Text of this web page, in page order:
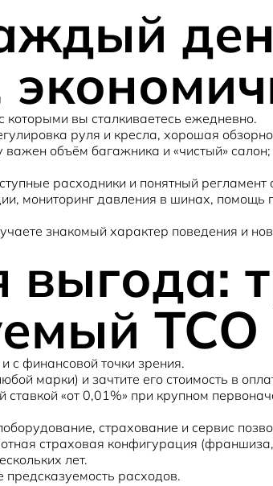
вы сталкиваетесь ежедневно.
руля и кресла, хорошая
объём багажника и «чистый» салон;
расходники и понятный
мониторинг давления в шинах,
знакомый характер поведения и
TCO
с финансовой точки зрения.
марки) и зачтите его стоимость в
«от 0,01%» при крупном
страхование и сервис
страховая конфигурация
лет.
расходов.